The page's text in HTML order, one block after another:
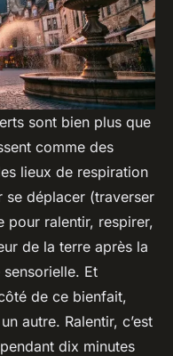
sont bien plus que
comme des
lieux de respiration
se déplacer (traverser
pour ralentir, respirer,
de la terre après la
sensorielle. Et
de ce bienfait,
autre. Ralentir, c’est
dix minutes